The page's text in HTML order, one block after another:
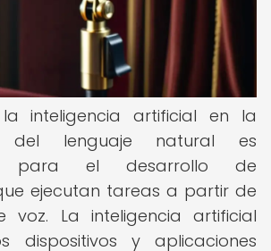
inteligencia artificial en la
del lenguaje natural es
para el desarrollo de
ejecutan tareas a partir de
voz. La inteligencia artificial
dispositivos y aplicaciones